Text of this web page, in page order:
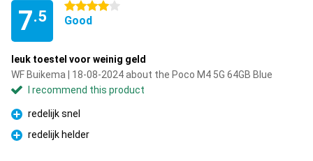
7.5
4 stars
Good
leuk toestel voor weinig geld
WF Buikema | 18-08-2024 about the Poco M4 5G 64GB Blue
I recommend this product
Pro
redelijk snel
Pro
redelijk helder